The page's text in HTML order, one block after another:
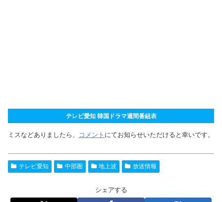
テレビ愛知 韓国ドラマ週間番組表
ミスなどありましたら、 コメント にてお知らせいただけると幸いです。
テレビ愛知 中部圏 地上波 放送情報
シェアする